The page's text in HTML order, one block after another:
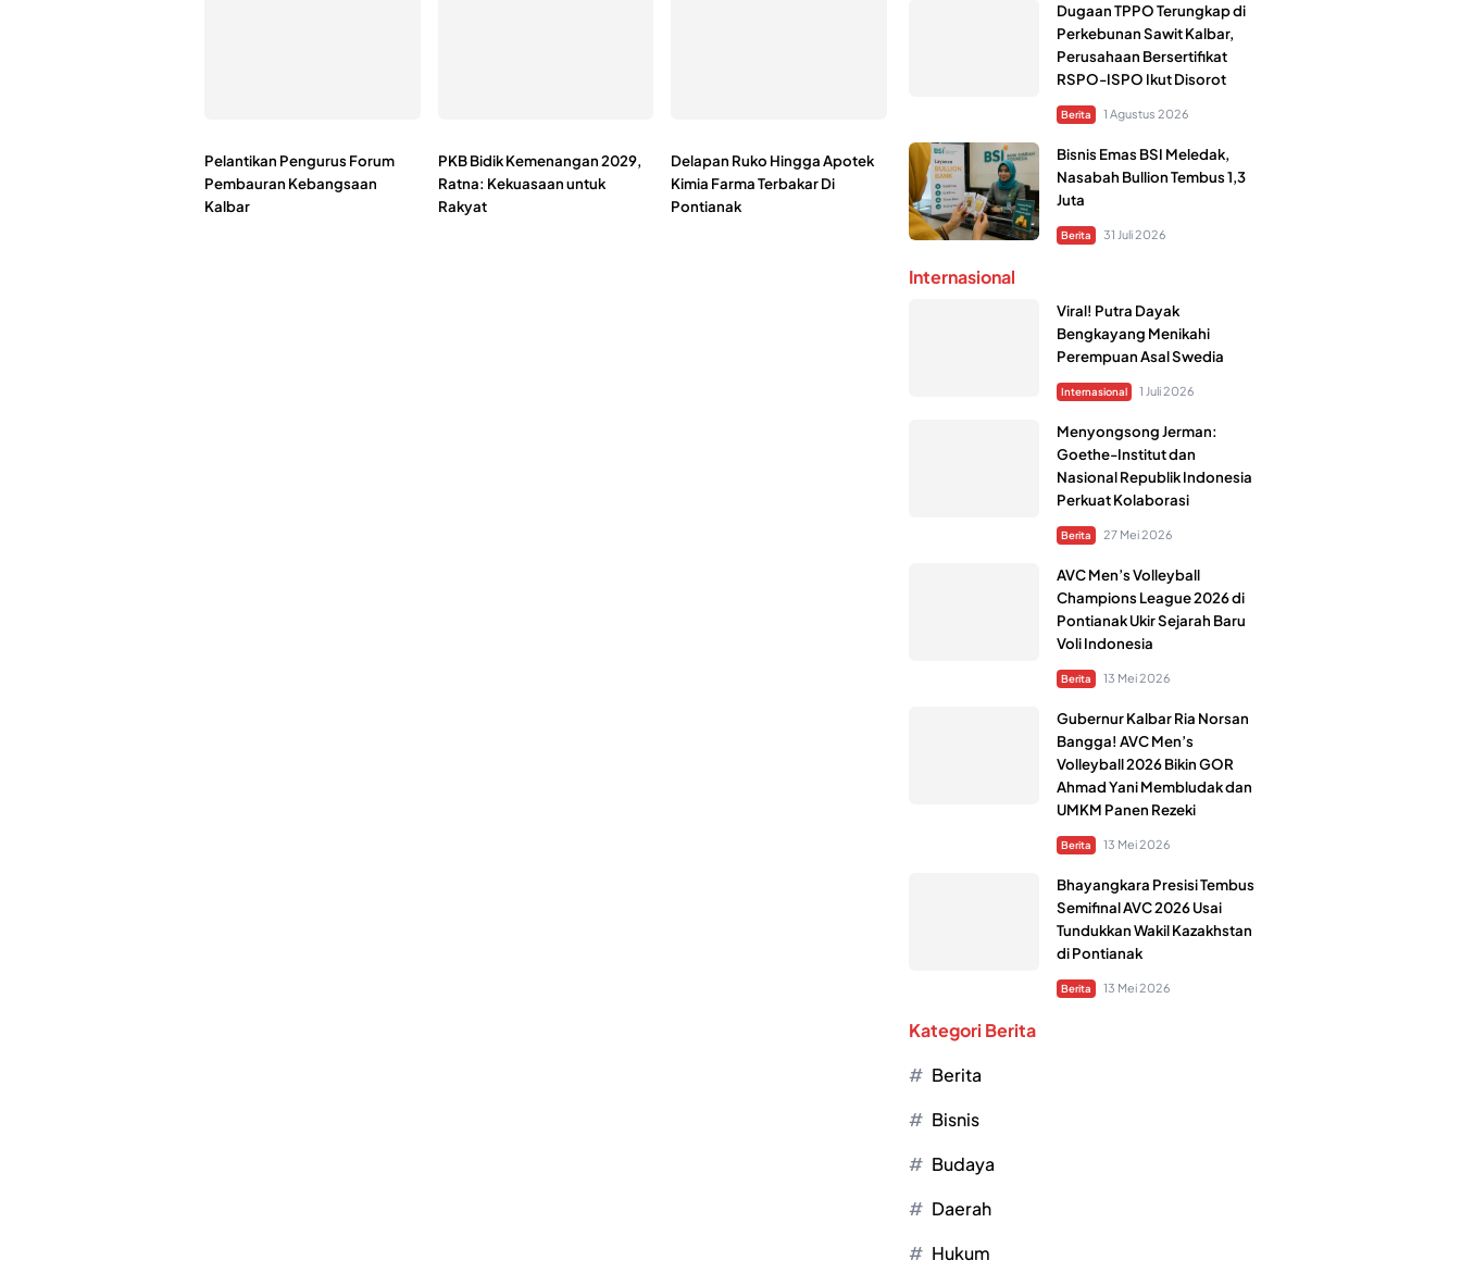
Pelantikan Pengurus Forum
Pembauran Kebangsaan
Kalbar
PKB Bidik Kemenangan 2029,
Ratna: Kekuasaan untuk
Rakyat
Delapan Ruko Hingga Apotek
Kimia Farma Terbakar Di
Pontianak
Dugaan TPPO Terungkap di
Perkebunan Sawit Kalbar,
Perusahaan Bersertifikat
RSPO-ISPO Ikut Disorot
Berita 1 Agustus 2026
Bisnis Emas BSI Meledak,
Nasabah Bullion Tembus 1,3
Juta
Berita 31 Juli 2026
Internasional
Viral! Putra Dayak
Bengkayang Menikahi
Perempuan Asal Swedia
Internasional 1 Juli 2026
Menyongsong Jerman:
Goethe-Institut dan
Nasional Republik Indonesia
Perkuat Kolaborasi
Berita 27 Mei 2026
AVC Men’s Volleyball
Champions League 2026 di
Pontianak Ukir Sejarah Baru
Voli Indonesia
Berita 13 Mei 2026
Gubernur Kalbar Ria Norsan
Bangga! AVC Men’s
Volleyball 2026 Bikin GOR
Ahmad Yani Membludak dan
UMKM Panen Rezeki
Berita 13 Mei 2026
Bhayangkara Presisi Tembus
Semifinal AVC 2026 Usai
Tundukkan Wakil Kazakhstan
di Pontianak
Berita 13 Mei 2026
Kategori Berita
Berita
Bisnis
Budaya
Daerah
Hukum